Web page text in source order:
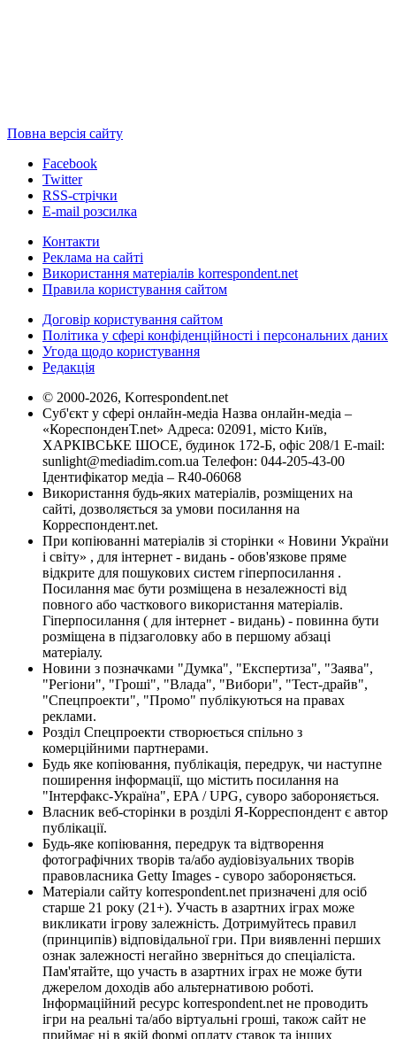
Повна версія сайту
Facebook
Twitter
RSS-стрічки
E-mail розсилка
Контакти
Реклама на сайті
Використання матеріалів korrespondent.net
Правила користування сайтом
Договір користування сайтом
Політика у сфері конфіденційності і персональних даних
Угода щодо користування
Редакція
© 2000-2026, Korrespondent.net
Суб'єкт у сфері онлайн-медіа Назва онлайн-медіа –
«КореспонденТ.net» Адреса: 02091, місто Київ,
ХАРКІВСЬКЕ ШОСЕ, будинок 172-Б, офіс 208/1 E-mail:
sunlight@mediadim.com.ua Телефон: 044-205-43-00
Ідентифікатор медіа – R40-06068
Використання будь-яких матеріалів, розміщених на
сайті, дозволяється за умови посилання на
Корреспондент.net.
При копіюванні матеріалів зі сторінки « Новини України
і світу» , для інтернет - видань - обов'язкове пряме
відкрите для пошукових систем гіперпосилання .
Посилання має бути розміщена в незалежності від
повного або часткового використання матеріалів.
Гіперпосилання ( для інтернет - видань) - повинна бути
розміщена в підзаголовку або в першому абзаці
матеріалу.
Новини з позначками "Думка", "Експертиза", "Заява",
"Регіони", "Гроші", "Влада", "Вибори", "Тест-драйв",
"Спецпроекти", "Промо" публікуються на правах
реклами.
Розділ Спецпроекти створюється спільно з
комерційними партнерами.
Будь яке копіювання, публікація, передрук, чи наступне
поширення інформації, що містить посилання на
"Інтерфакс-Україна", EPA / UPG, суворо забороняється.
Власник веб-сторінки в розділі Я-Корреспондент є автор
публікації.
Будь-яке копіювання, передрук та відтворення
фотографічних творів та/або аудіовізуальних творів
правовласника Getty Images - суворо забороняється.
Матеріали сайту korrespondent.net призначені для осіб
старше 21 року (21+). Участь в азартних іграх може
викликати ігрову залежність. Дотримуйтесь правил
(принципів) відповідальної гри. При виявленні перших
ознак залежності негайно зверніться до спеціаліста.
Пам'ятайте, що участь в азартних іграх не може бути
джерелом доходів або альтернативою роботі.
Інформаційний ресурс korrespondent.net не проводить
ігри на реальні та/або віртуальні гроші, також сайт не
приймає ні в якій формі оплату ставок та інших